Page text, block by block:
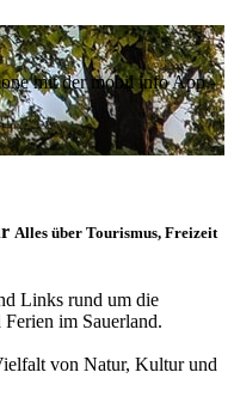
mit der mobil info App -
Alles über Tourismus, Freizeit
Links rund um die
im Sauerland.
von Natur, Kultur und